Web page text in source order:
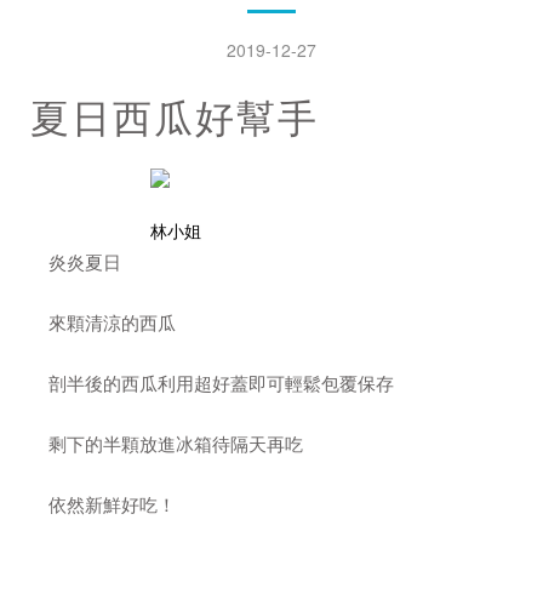
2019-12-27
夏日西瓜好幫手
林小姐
炎炎夏日
來顆清涼的西瓜
剖半後的西瓜利用超好蓋即可輕鬆包覆保存
剩下的半顆放進冰箱待隔天再吃
依然新鮮好吃！